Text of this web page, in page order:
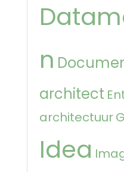
n
architect
architectuur
Idea